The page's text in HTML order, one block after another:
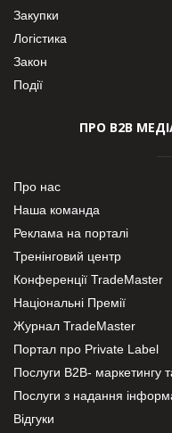
Закупки
Логістика
Закон
Події
ПРО В2В
Про нас
Наша команда
Реклама на порталі
Тренінговий центр
Конференції TradeMaster
Національні Премії
Журнал TradeMaster
Портал про Private Label
Послуги В2В- маркетингу
Послуги з надання
Відгуки